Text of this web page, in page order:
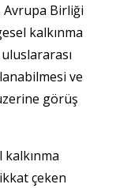
Avrupa Birliği
kalkınma
uluslararası
ve
görüş
çeken